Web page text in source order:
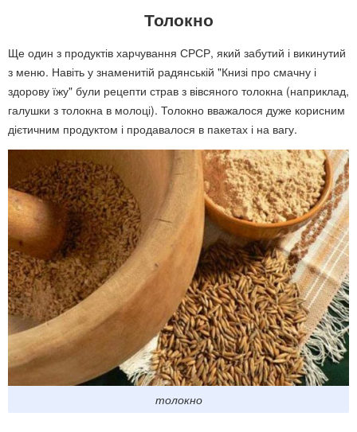
Толокно
Ще один з продуктів харчування СРСР, який забутий і викинутий
з меню. Навіть у знаменитій радянській "Книзі про смачну і
здорову їжу" були рецепти страв з вівсяного толокна (наприклад,
галушки з толокна в молоці). Толокно вважалося дуже корисним
дієтичним продуктом і продавалося в пакетах і на вагу.
толокно